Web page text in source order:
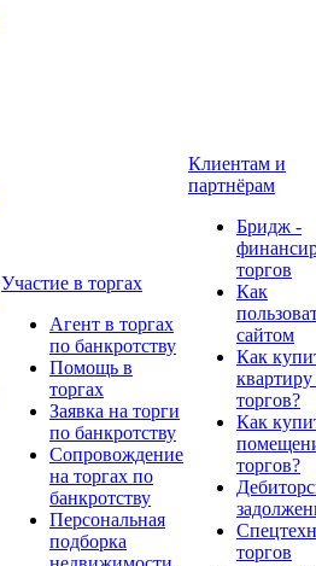
Участие в торгах
Агент в торгах
по банкротству
Помощь в
торгах
Заявка на торги
по банкротству
Сопровождение
на торгах по
банкротству
Персональная
подборка
Клиентам и
партнёрам
Бридж -
торгов
Как
сайтом
Как
квартиру
торгов?
Как
торгов?
торгов